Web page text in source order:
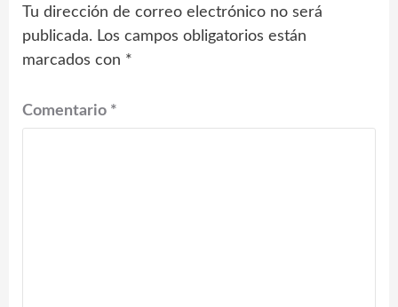
Tu dirección de correo electrónico no será
publicada. Los campos obligatorios están
marcados con *
Comentario *